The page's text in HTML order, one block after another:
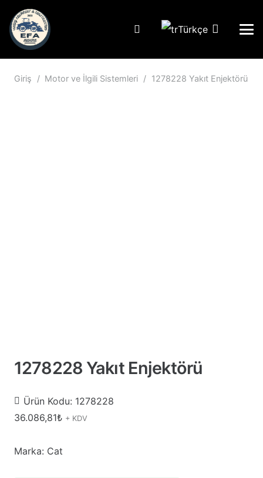
Türkçe
Giriş / Motor ve İlgili Sistemleri / 1278228 Yakıt Enjektörü
1278228 Yakıt Enjektörü
Ürün Kodu: 1278228
36.086,81₺ + KDV
Marka: Cat